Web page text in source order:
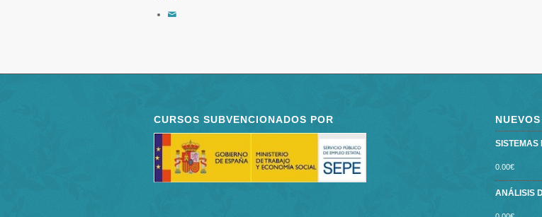
CURSOS SUBVENCIONADOS POR
SISTEMAS
0.00€
ANÁLISIS